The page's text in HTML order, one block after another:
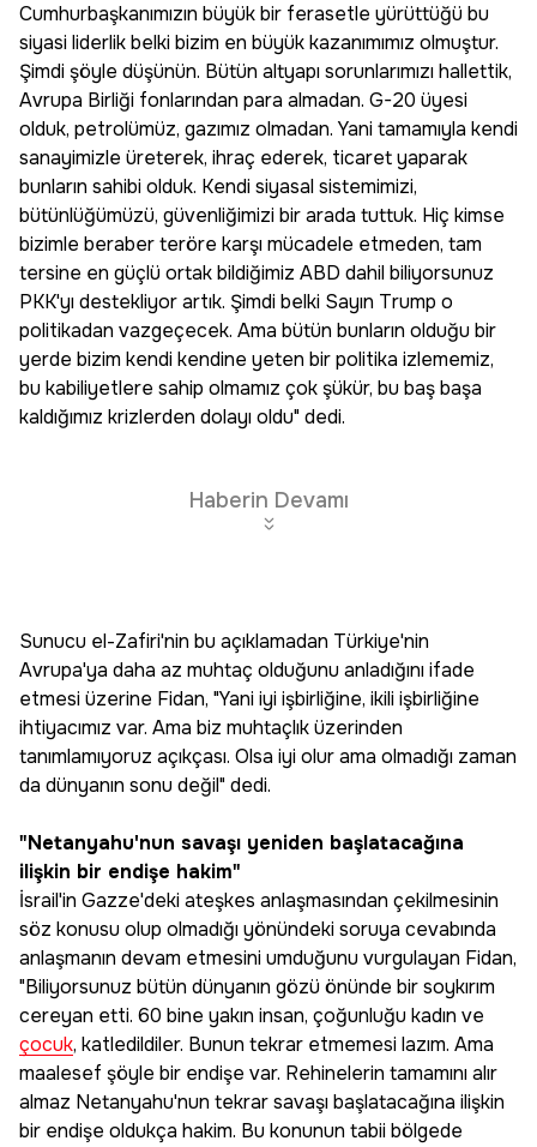
Cumhurbaşkanımızın büyük bir ferasetle yürüttüğü bu
siyasi liderlik belki bizim en büyük kazanımımız olmuştur.
Şimdi şöyle düşünün. Bütün altyapı sorunlarımızı hallettik,
Avrupa Birliği fonlarından para almadan. G-20 üyesi
olduk, petrolümüz, gazımız olmadan. Yani tamamıyla kendi
sanayimizle üreterek, ihraç ederek, ticaret yaparak
bunların sahibi olduk. Kendi siyasal sistemimizi,
bütünlüğümüzü, güvenliğimizi bir arada tuttuk. Hiç kimse
bizimle beraber teröre karşı mücadele etmeden, tam
tersine en güçlü ortak bildiğimiz ABD dahil biliyorsunuz
PKK'yı destekliyor artık. Şimdi belki Sayın Trump o
politikadan vazgeçecek. Ama bütün bunların olduğu bir
yerde bizim kendi kendine yeten bir politika izlememiz,
bu kabiliyetlere sahip olmamız çok şükür, bu baş başa
kaldığımız krizlerden dolayı oldu" dedi.
Haberin Devamı
Sunucu el-Zafiri'nin bu açıklamadan Türkiye'nin
Avrupa'ya daha az muhtaç olduğunu anladığını ifade
etmesi üzerine Fidan, "Yani iyi işbirliğine, ikili işbirliğine
ihtiyacımız var. Ama biz muhtaçlık üzerinden
tanımlamıyoruz açıkçası. Olsa iyi olur ama olmadığı zaman
da dünyanın sonu değil" dedi.
"Netanyahu'nun savaşı yeniden başlatacağına
ilişkin bir endişe hakim"
İsrail'in Gazze'deki ateşkes anlaşmasından çekilmesinin
söz konusu olup olmadığı yönündeki soruya cevabında
anlaşmanın devam etmesini umduğunu vurgulayan Fidan,
"Biliyorsunuz bütün dünyanın gözü önünde bir soykırım
cereyan etti. 60 bine yakın insan, çoğunluğu kadın ve
çocuk, katledildiler. Bunun tekrar etmemesi lazım. Ama
maalesef şöyle bir endişe var. Rehinelerin tamamını alır
almaz Netanyahu'nun tekrar savaşı başlatacağına ilişkin
bir endişe oldukça hakim. Bu konunun tabii bölgede